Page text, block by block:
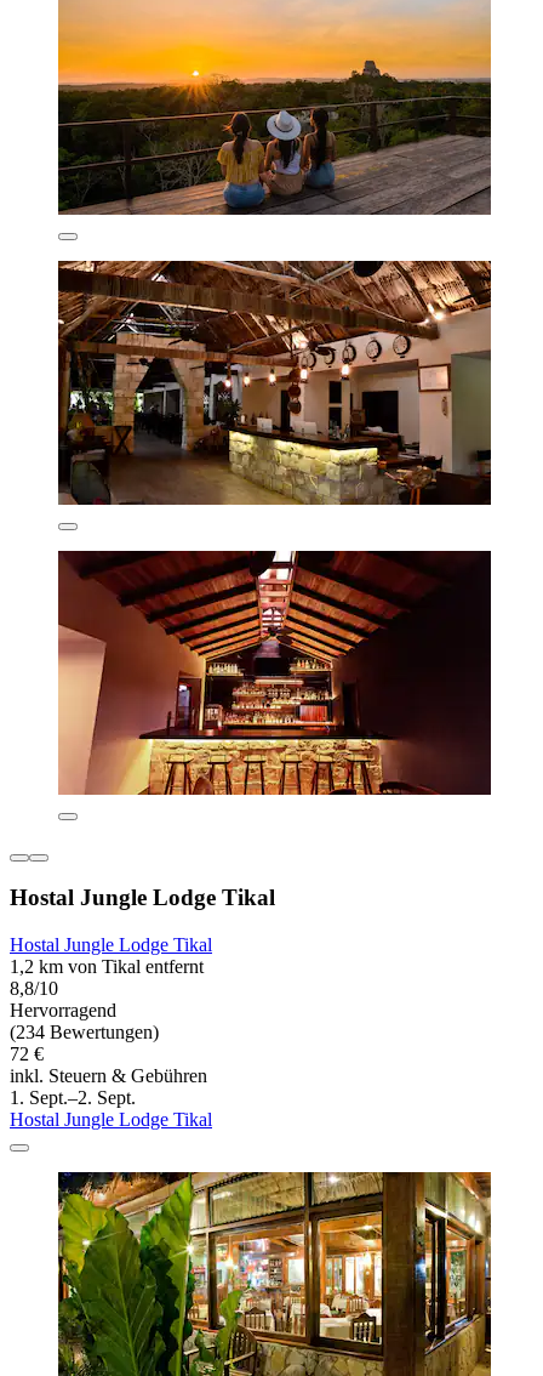
Hostal Jungle Lodge Tikal
Hostal Jungle Lodge Tikal
1,2 km von Tikal entfernt
8,8/10
Hervorragend
(234 Bewertungen)
72 €
inkl. Steuern & Gebühren
1. Sept.–2. Sept.
Hostal Jungle Lodge Tikal